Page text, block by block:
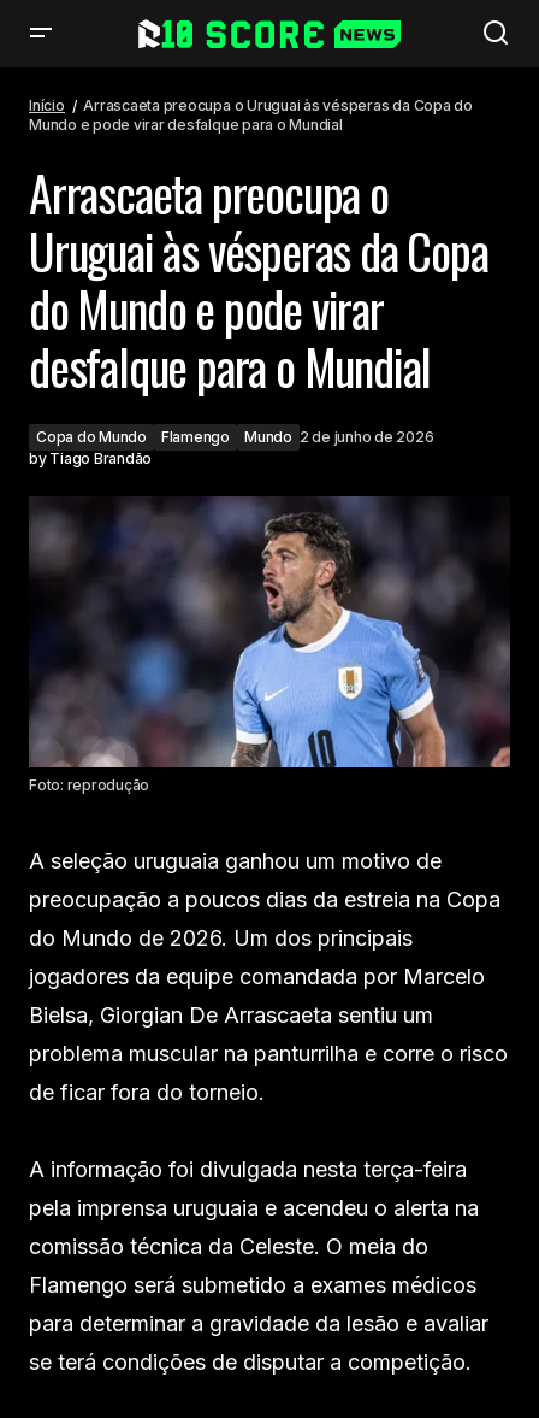
virar desfalque para o Mundial
Início
Arrascaeta preocupa o Uruguai às vésperas da Copa do
Mundo e pode virar desfalque para o Mundial
Arrascaeta preocupa o
Uruguai às vésperas da Copa
do Mundo e pode virar
desfalque para o Mundial
Copa do Mundo Flamengo Mundo 2 de junho de 2026
by Tiago Brandão
Foto: reprodução
A seleção uruguaia ganhou um motivo de
preocupação a poucos dias da estreia na Copa
do Mundo de 2026. Um dos principais
jogadores da equipe comandada por Marcelo
Bielsa, Giorgian De Arrascaeta sentiu um
problema muscular na panturrilha e corre o risco
de ficar fora do torneio.
A informação foi divulgada nesta terça-feira
pela imprensa uruguaia e acendeu o alerta na
comissão técnica da Celeste. O meia do
Flamengo será submetido a exames médicos
para determinar a gravidade da lesão e avaliar
se terá condições de disputar a competição.